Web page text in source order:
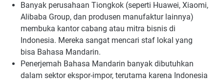
Banyak perusahaan Tiongkok (seperti Huawei, Xiaomi,
Alibaba Group, dan produsen manufaktur lainnya)
membuka kantor cabang atau mitra bisnis di
Indonesia. Mereka sangat mencari staf lokal yang
bisa Bahasa Mandarin.
Penerjemah Bahasa Mandarin banyak dibutuhkan
dalam sektor ekspor-impor, terutama karena Indonesia